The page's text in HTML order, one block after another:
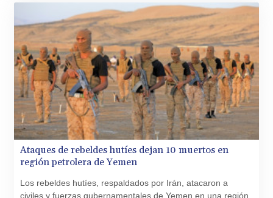
SLE 28.445176
SOS 658.791814
SRD 43.778814
STD
23929.673396
STN 24.499696
SVC 10.085875
SZL 18.722767
THB 38.210709
TJS 10.633568
TMT 4.058036
TND 3.386358
TRY 55.144784
TTD 7.812903
TWD 37.286072
Ataques de rebeldes hutíes dejan 10 muertos en
región petrolera de Yemen
Los rebeldes hutíes, respaldados por Irán, atacaron a
civiles y fuerzas gubernamentales de Yemen en una región